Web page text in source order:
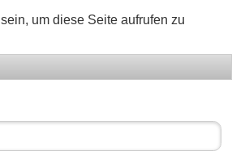
sein, um diese Seite aufrufen zu